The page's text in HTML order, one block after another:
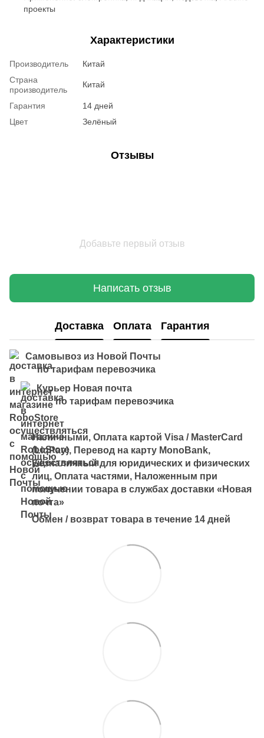
проекты
Характеристики
Производитель
Китай
Страна
производитель
Китай
Гарантия
14 дней
Цвет
Зелёный
Отзывы
Добавьте первый отзыв
Написать отзыв
Доставка Оплата Гарантия
Самовывоз из Новой Почты
по тарифам перевозчика
Курьер Новая почта
по тарифам перевозчика
Наличными, Оплата картой Visa / MasterCard
(LiqPay), Перевод на карту MonoBank,
Безналичный для юридических и физических
лиц, Оплата частями, Наложенным при
получении товара в службах доставки «Новая
почта»
Обмен / возврат товара в течение 14 дней